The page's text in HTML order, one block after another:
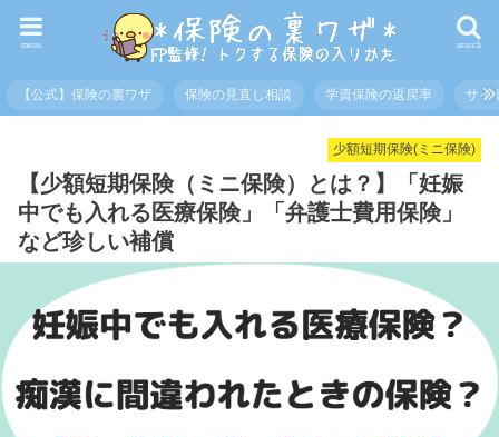
search
menu
【公式】保険の裏ワザ 保険の見直し相談 学資保険の返戻率 サイ
少額短期保険(ミニ保険)
【少額短期保険（ミニ保険）とは？】「妊娠
中でも入れる医療保険」「弁護士費用保険」
など珍しい補償